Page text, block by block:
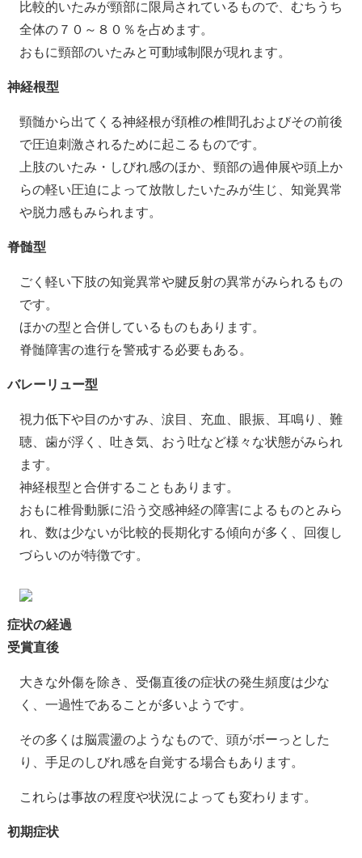
比較的いたみが頸部に限局されているもので、むちうち
全体の７０～８０％を占めます。
おもに頸部のいたみと可動域制限が現れます。
神経根型
頸髄から出てくる神経根が頚椎の椎間孔およびその前後
で圧迫刺激されるために起こるものです。
上肢のいたみ・しびれ感のほか、頸部の過伸展や頭上か
らの軽い圧迫によって放散したいたみが生じ、知覚異常
や脱力感もみられます。
脊髄型
ごく軽い下肢の知覚異常や腱反射の異常がみられるもの
です。
ほかの型と合併しているものもあります。
脊髄障害の進行を警戒する必要もある。
バレーリュー型
視力低下や目のかすみ、涙目、充血、眼振、耳鳴り、難
聴、歯が浮く、吐き気、おう吐など様々な状態がみられ
ます。
神経根型と合併することもあります。
おもに椎骨動脈に沿う交感神経の障害によるものとみら
れ、数は少ないが比較的長期化する傾向が多く、回復し
づらいのが特徴です。
症状の経過
受賞直後
大きな外傷を除き、受傷直後の症状の発生頻度は少な
く、一過性であることが多いようです。
その多くは脳震盪のようなもので、頭がボーっとした
り、手足のしびれ感を自覚する場合もあります。
これらは事故の程度や状況によっても変わります。
初期症状